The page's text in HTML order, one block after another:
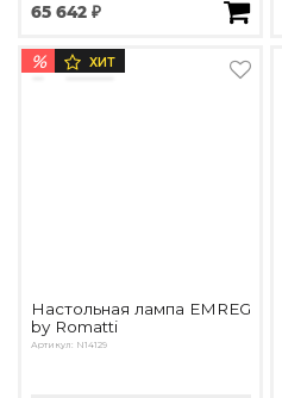
65 642 ₽
% ХИТ
Настольная лампа EMREG
by Romatti
Артикул: N14129